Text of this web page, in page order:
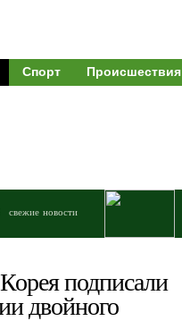
Спорт Происшествия
свежие новости
подписали
двойного